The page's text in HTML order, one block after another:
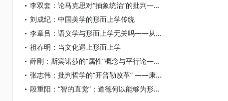
李双套：论马克思对“抽象统治”的批判——兼论中国式现代化的超越性
刘成纪：中国美学的形而上学传统
李章吕：语义学与形而上学无关吗——从普特南语义学理论的演进看
祖春明：当文化遇上形而上学
薛刚：斯宾诺莎的“属性”概念与平行论——基于一种形而上学的考察
张志伟：批判哲学的“开普勒改革” ——康德的形而上学体系建构及其问题
段重阳：“智的直觉”：道德何以能够为形而上学奠基?